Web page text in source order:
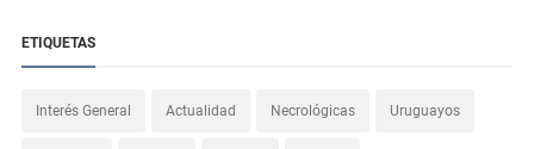
ETIQUETAS
Interés General Actualidad Necrológicas Uruguayos